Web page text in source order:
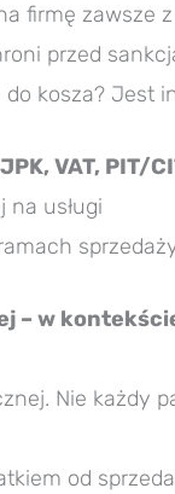
firmę zawsze
przed
kosza? Jest
VAT, PIT/
na usługi
– w
Nie każdy
od